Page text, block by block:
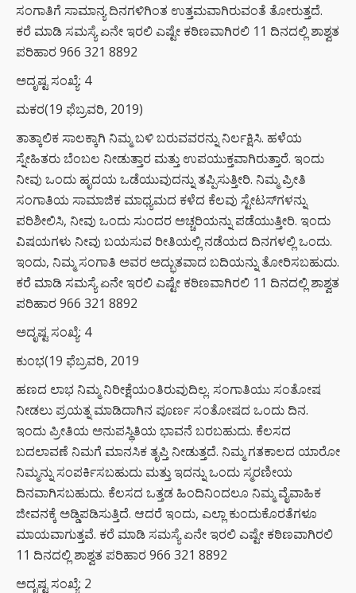
ಸಂಗಾತಿಗೆ ಸಾಮಾನ್ಯ ದಿನಗಳಿಗಿಂತ ಉತ್ತಮವಾಗಿರುವಂತೆ ತೋರುತ್ತದೆ.
ಕರೆ ಮಾಡಿ ಸಮಸ್ಯೆ ಏನೇ ಇರಲಿ ಎಷ್ಟೇ ಕಠಿಣವಾಗಿರಲಿ 11 ದಿನದಲ್ಲಿ ಶಾಶ್ವತ
ಪರಿಹಾರ 966 321 8892
ಅದೃಷ್ಟ ಸಂಖ್ಯೆ: 4
ಮಕರ(19 ಫೆಬ್ರವರಿ, 2019)
ತಾತ್ಕಾಲಿಕ ಸಾಲಕ್ಕಾಗಿ ನಿಮ್ಮ ಬಳಿ ಬರುವವರನ್ನು ನಿರ್ಲಕ್ಷಿಸಿ. ಹಳೆಯ
ಸ್ನೇಹಿತರು ಬೆಂಬಲ ನೀಡುತ್ತಾರ ಮತ್ತು ಉಪಯುಕ್ತವಾಗಿರುತ್ತಾರೆ. ಇಂದು
ನೀವು ಒಂದು ಹೃದಯ ಒಡೆಯುವುದನ್ನು ತಪ್ಪಿಸುತ್ತೀರಿ. ನಿಮ್ಮ ಪ್ರೀತಿ
ಸಂಗಾತಿಯ ಸಾಮಾಜಿಕ ಮಾಧ್ಯಮದ ಕಳೆದ ಕೆಲವು ಸ್ಟೇಟಸ್‌ಗಳನ್ನು
ಪರಿಶೀಲಿಸಿ, ನೀವು ಒಂದು ಸುಂದರ ಅಚ್ಚರಿಯನ್ನು ಪಡೆಯುತ್ತೀರಿ. ಇಂದು
ವಿಷಯಗಳು ನೀವು ಬಯಸುವ ರೀತಿಯಲ್ಲಿ ನಡೆಯದ ದಿನಗಳಲ್ಲಿ ಒಂದು.
ಇಂದು, ನಿಮ್ಮ ಸಂಗಾತಿ ಅವರ ಅದ್ಭುತವಾದ ಬದಿಯನ್ನು ತೋರಿಸಬಹುದು.
ಕರೆ ಮಾಡಿ ಸಮಸ್ಯೆ ಏನೇ ಇರಲಿ ಎಷ್ಟೇ ಕಠಿಣವಾಗಿರಲಿ 11 ದಿನದಲ್ಲಿ ಶಾಶ್ವತ
ಪರಿಹಾರ 966 321 8892
ಅದೃಷ್ಟ ಸಂಖ್ಯೆ: 4
ಕುಂಭ(19 ಫೆಬ್ರವರಿ, 2019
ಹಣದ ಲಾಭ ನಿಮ್ಮ ನಿರೀಕ್ಷೆಯಂತಿರುವುದಿಲ್ಲ. ಸಂಗಾತಿಯು ಸಂತೋಷ
ನೀಡಲು ಪ್ರಯತ್ನ ಮಾಡಿದಾಗಿನ ಪೂರ್ಣ ಸಂತೋಷದ ಒಂದು ದಿನ.
ಇಂದು ಪ್ರೀತಿಯ ಅನುಪಸ್ಥಿತಿಯ ಭಾವನೆ ಬರಬಹುದು. ಕೆಲಸದ
ಬದಲಾವಣೆ ನಿಮಗೆ ಮಾನಸಿಕ ತೃಪ್ತಿ ನೀಡುತ್ತದೆ. ನಿಮ್ಮ ಗತಕಾಲದ ಯಾರೋ
ನಿಮ್ಮನ್ನು ಸಂಪರ್ಕಿಸಬಹುದು ಮತ್ತು ಇದನ್ನು ಒಂದು ಸ್ಮರಣೀಯ
ದಿನವಾಗಿಸಬಹುದು. ಕೆಲಸದ ಒತ್ತಡ ಹಿಂದಿನಿಂದಲೂ ನಿಮ್ಮ ವೈವಾಹಿಕ
ಜೀವನಕ್ಕೆ ಅಡ್ಡಿಪಡಿಸುತ್ತಿದೆ. ಆದರೆ ಇಂದು, ಎಲ್ಲಾ ಕುಂದುಕೊರತೆಗಳೂ
ಮಾಯವಾಗುತ್ತವೆ. ಕರೆ ಮಾಡಿ ಸಮಸ್ಯೆ ಏನೇ ಇರಲಿ ಎಷ್ಟೇ ಕಠಿಣವಾಗಿರಲಿ
11 ದಿನದಲ್ಲಿ ಶಾಶ್ವತ ಪರಿಹಾರ 966 321 8892
ಅದೃಷ್ಟ ಸಂಖ್ಯೆ: 2